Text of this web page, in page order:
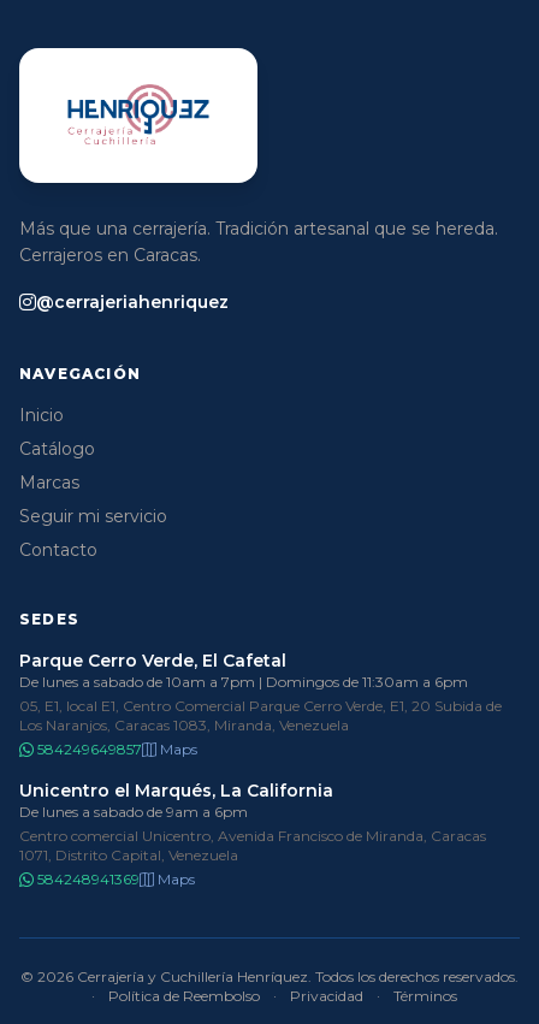
Más que una cerrajería. Tradición artesanal que se hereda.
Cerrajeros en Caracas.
@cerrajeriahenriquez
NAVEGACIÓN
Inicio
Catálogo
Marcas
Seguir mi servicio
Contacto
SEDES
Parque Cerro Verde, El Cafetal
De lunes a sabado de 10am a 7pm | Domingos de 11:30am a 6pm
05, E1, local E1, Centro Comercial Parque Cerro Verde, E1, 20 Subida de
Los Naranjos, Caracas 1083, Miranda, Venezuela
584249649857
Maps
Unicentro el Marqués, La California
De lunes a sabado de 9am a 6pm
Centro comercial Unicentro, Avenida Francisco de Miranda, Caracas
1071, Distrito Capital, Venezuela
584248941369
Maps
© 2026 Cerrajería y Cuchillería Henríquez. Todos los derechos reservados.
·
Política de Reembolso · Privacidad · Términos